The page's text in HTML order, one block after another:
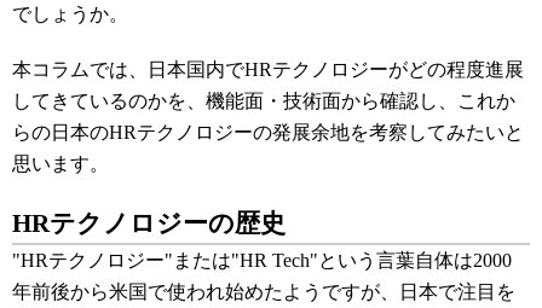
でしょうか。
本コラムでは、日本国内でHRテクノロジーがどの程度進展
してきているのかを、機能面・技術面から確認し、これか
らの日本のHRテクノロジーの発展余地を考察してみたいと
思います。
HRテクノロジーの歴史
"HRテクノロジー"または"HR Tech"という言葉自体は2000
年前後から米国で使われ始めたようですが、日本で注目を